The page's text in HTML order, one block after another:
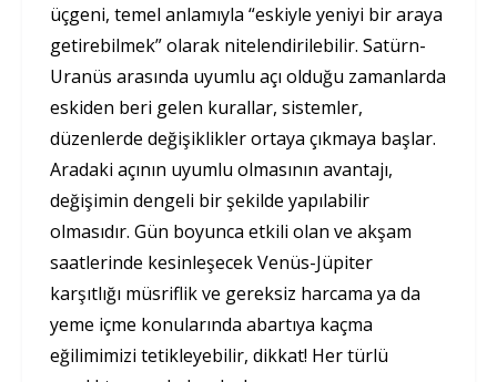
üçgeni, temel anlamıyla “eskiyle yeniyi bir araya
getirebilmek” olarak nitelendirilebilir. Satürn-
Uranüs arasında uyumlu açı olduğu zamanlarda
eskiden beri gelen kurallar, sistemler,
düzenlerde değişiklikler ortaya çıkmaya başlar.
Aradaki açının uyumlu olmasının avantajı,
değişimin dengeli bir şekilde yapılabilir
olmasıdır. Gün boyunca etkili olan ve akşam
saatlerinde kesinleşecek Venüs-Jüpiter
karşıtlığı müsriflik ve gereksiz harcama ya da
yeme içme konularında abartıya kaçma
eğilimimizi tetikleyebilir, dikkat! Her türlü